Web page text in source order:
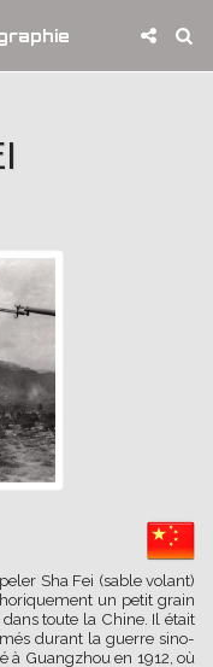
Sha Fei (sable volant)
un petit grain
toute la Chine. Il était
durant la guerre sino-
à Guangzhou en 1912, où